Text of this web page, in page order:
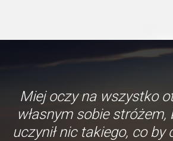
Miej oczy na wszystko
własnym sobie stróżem,
uczynił nic takiego, co by